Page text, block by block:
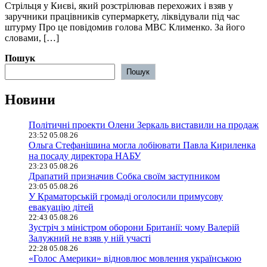
Стрільця у Києві, який розстрілював перехожих і взяв у
заручники працівників супермаркету, ліквідували під час
штурму Про це повідомив голова МВС Клименко. За його
словами, […]
Пошук
Пошук
Новини
Політичні проекти Олени Зеркаль виставили на продаж
23:52 05.08.26
Ольга Стефанішина могла лобіювати Павла Кириленка
на посаду директора НАБУ
23:23 05.08.26
Драпатий призначив Собка своїм заступником
23:05 05.08.26
У Краматорській громаді оголосили примусову
евакуацію дітей
22:43 05.08.26
Зустріч з міністром оборони Британії: чому Валерій
Залужний не взяв у ній участі
22:28 05.08.26
«Голос Америки» відновлює мовлення українською